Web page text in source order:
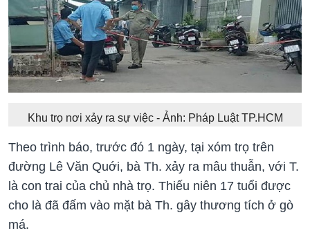
Khu trọ nơi xảy ra sự việc - Ảnh: Pháp Luật TP.HCM
Theo trình báo, trước đó 1 ngày, tại xóm trọ trên
đường Lê Văn Quới, bà Th. xảy ra mâu thuẫn, với T.
là con trai của chủ nhà trọ. Thiếu niên 17 tuổi được
cho là đã đấm vào mặt bà Th. gây thương tích ở gò
má.